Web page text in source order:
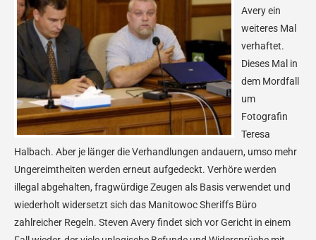
Avery ein
weiteres Mal
verhaftet.
Dieses Mal in
dem Mordfall
um
Fotografin
Teresa
Halbach. Aber je länger die Verhandlungen andauern, umso mehr
Ungereimtheiten werden erneut aufgedeckt. Verhöre werden
illegal abgehalten, fragwürdige Zeugen als Basis verwendet und
wiederholt widersetzt sich das Manitowoc Sheriffs Büro
zahlreicher Regeln. Steven Avery findet sich vor Gericht in einem